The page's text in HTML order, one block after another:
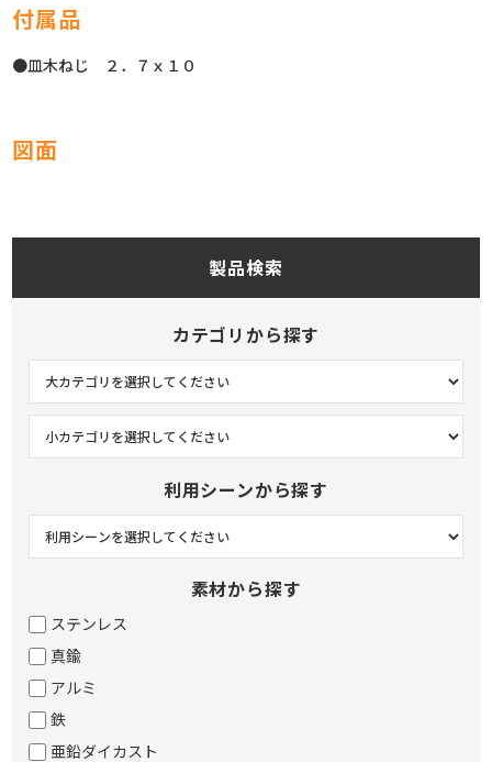
付属品
●皿木ねじ ２．７ｘ１０
図面
製品検索
カテゴリから探す
利用シーンから探す
素材から探す
ステンレス
真鍮
アルミ
鉄
亜鉛ダイカスト